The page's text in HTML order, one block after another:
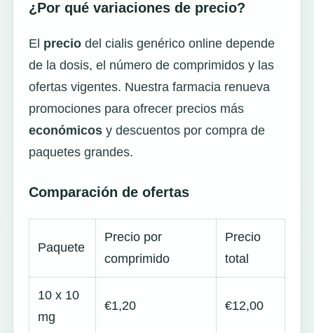
¿Por qué variaciones de precio?
El preciodel cialis genérico online depende
de la dosis, el número de comprimidos y las
ofertas vigentes. Nuestra farmacia renueva
promociones para ofrecer precios más
económicosy descuentos por compra de
paquetes grandes.
Comparación de ofertas
Paquete
Precio por
comprimido
Precio
total
10 x 10
mg
€1,20 €12,00